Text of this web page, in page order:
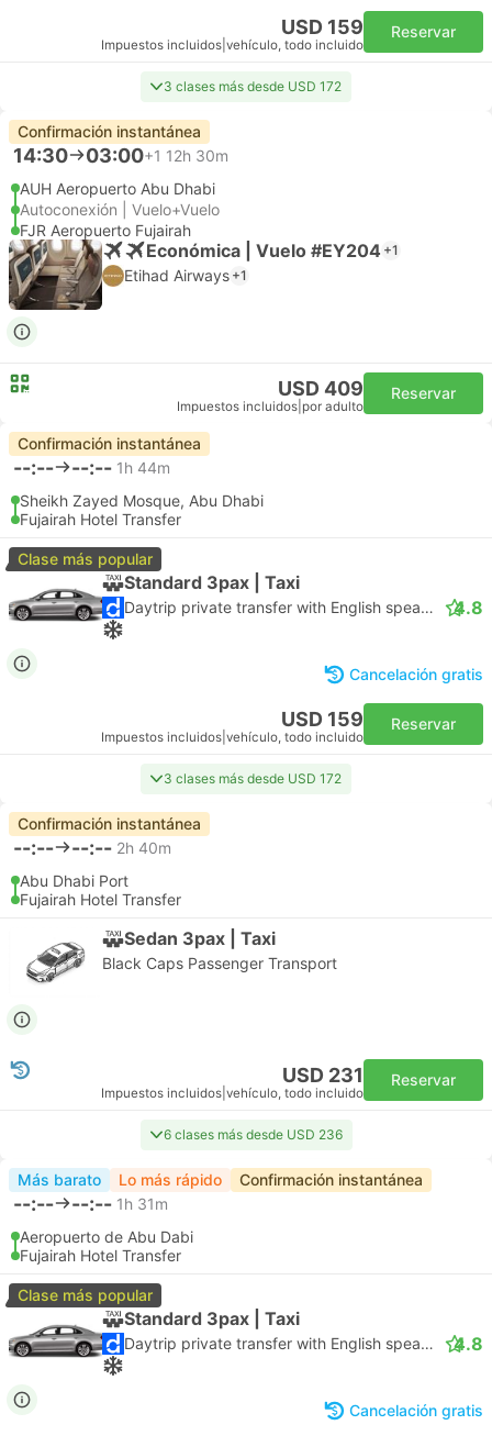
USD 159
Impuestos incluidos vehículo, todo incluido
Reservar
3 clases más desde USD 172
Confirmación instantánea
14:30 03:00+1 12h 30m
AUH Aeropuerto Abu Dhabi
Autoconexión | Vuelo+Vuelo
FJR Aeropuerto Fujairah
Económica | Vuelo #EY204 +1
Etihad Airways +1
USD 409
Impuestos incluidos por adulto
Reservar
Confirmación instantánea
--:-- --:-- 1h 44m
Sheikh Zayed Mosque, Abu Dhabi
Fujairah Hotel Transfer
Clase más popular
Standard 3pax | Taxi
Daytrip private transfer with English speaking driver 4.8
Cancelación gratis
USD 159
Impuestos incluidos vehículo, todo incluido
Reservar
3 clases más desde USD 172
Confirmación instantánea
--:-- --:-- 2h 40m
Abu Dhabi Port
Fujairah Hotel Transfer
Sedan 3pax | Taxi
Black Caps Passenger Transport
USD 231
Impuestos incluidos vehículo, todo incluido
Reservar
6 clases más desde USD 236
Más barato Lo más rápido Confirmación instantánea
--:-- --:-- 1h 31m
Aeropuerto de Abu Dabi
Fujairah Hotel Transfer
Clase más popular
Standard 3pax | Taxi
Daytrip private transfer with English speaking driver 4.8
Cancelación gratis